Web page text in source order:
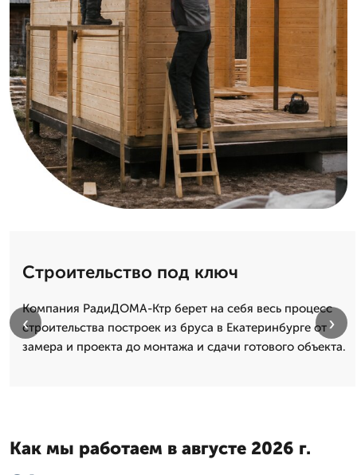
Строительство под ключ
Компания РадиДОМА-Ктр берет на себя весь процесс
строительства построек из бруса в Екатеринбурге от
замера и проекта до монтажа и сдачи готового объекта.
‹ ›
Как мы работаем в августе 2026 г.